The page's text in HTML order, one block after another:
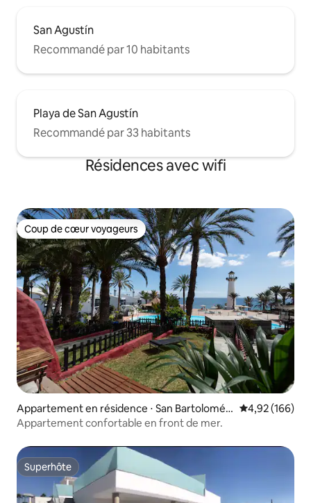
San Agustín
Recommandé par 10 habitants
Playa de San Agustín
Recommandé par 33 habitants
Résidences avec wifi
Coup de cœur voyageurs
Coup de cœur voyageurs
Appartement en résidence ⋅ San Bartolomé d
e Tirajana
Évaluation
4,92 (166)
Appartement confortable en front de mer.
Superhôte
Superhôte